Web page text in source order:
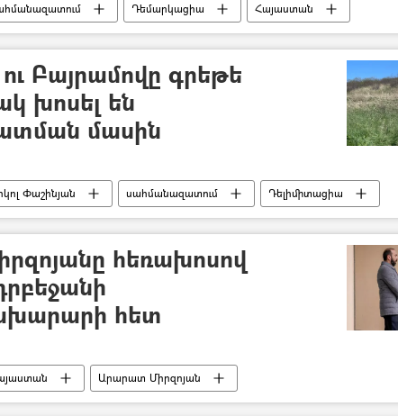
Դեմարկացիա
Հայաստան
Բայրամովը գրեթե
խոսել են
մասին
Փաշինյան սահմանազատում
Դելիմիտացիա
հայ-ադրբեջանական
հեռախոսով
հետ
Արարատ Միրզոյան